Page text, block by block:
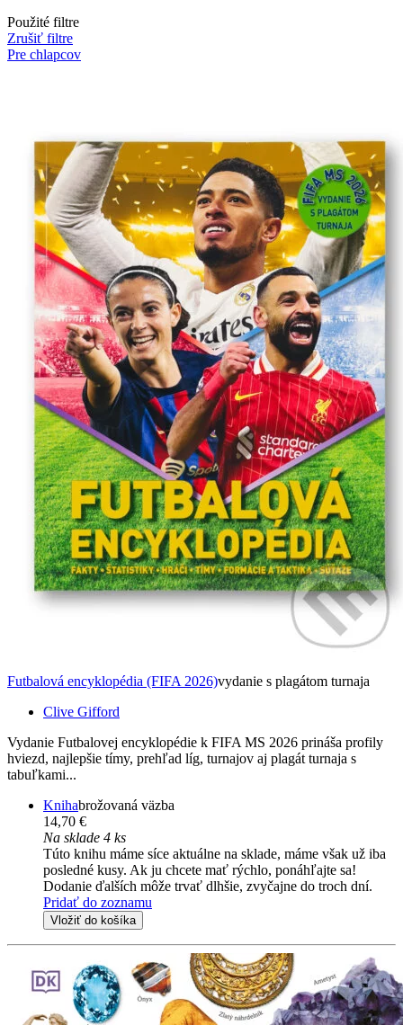
Použité filtre
Zrušiť filtre
Pre chlapcov
Futbalová encyklopédia (FIFA 2026)vydanie s plagátom turnaja
Clive Gifford
Vydanie Futbalovej encyklopédie k FIFA MS 2026 prináša profily
hviezd, najlepšie tímy, prehľad líg, turnajov aj plagát turnaja s
tabuľkami...
Knihabrožovaná väzba
14,70 €
Na sklade 4 ks
Túto knihu máme síce aktuálne na sklade, máme však už iba
posledné kusy. Ak ju chcete mať rýchlo, ponáhľajte sa!
Dodanie ďalších môže trvať dlhšie, zvyčajne do troch dní.
Pridať do zoznamu
Vložiť do košíka